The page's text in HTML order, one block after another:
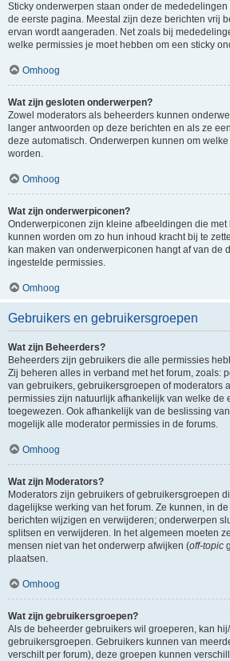
Sticky onderwerpen staan onder de
de eerste pagina. Meestal zijn deze berichten vrij
ervan wordt aangeraden. Net zoals bij
welke permissies je moet hebben om een sticky
Omhoog
Wat zijn gesloten onderwerpen?
Zowel moderators als beheerders kunnen
langer antwoorden op deze berichten en als ze
deze automatisch. Onderwerpen kunnen om
worden.
Omhoog
Wat zijn onderwerpiconen?
Onderwerpiconen zijn kleine afbeeldingen die met
kunnen worden om zo hun inhoud kracht bij te
kan maken van onderwerpiconen hangt af van de
ingestelde permissies.
Omhoog
Gebruikers en gebruikersgroepen
Wat zijn Beheerders?
Beheerders zijn gebruikers die alle permissies
Zij beheren alles in verband met het forum, zoals:
van gebruikers, gebruikersgroepen of moderators
permissies zijn natuurlijk afhankelijk van welke de
toegewezen. Ook afhankelijk van de beslissing
mogelijk alle moderator permissies in de forums.
Omhoog
Wat zijn Moderators?
Moderators zijn gebruikers of gebruikersgroepen
dagelijkse werking van het forum. Ze kunnen, in
berichten wijzigen en verwijderen; onderwerpen
splitsen en verwijderen. In het algemeen moeten
mensen niet van het onderwerp afwijken (off-topic
plaatsen.
Omhoog
Wat zijn gebruikersgroepen?
Als de beheerder gebruikers wil groeperen, kan
gebruikersgroepen. Gebruikers kunnen van
verschilt per forum), deze groepen kunnen